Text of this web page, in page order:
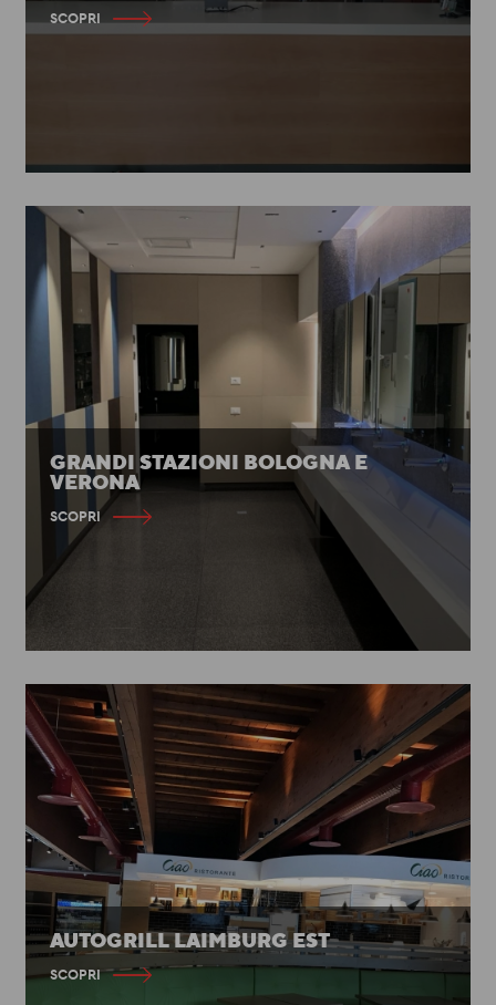
SCOPRI
GRANDI STAZIONI BOLOGNA E
VERONA
SCOPRI
AUTOGRILL LAIMBURG EST
SCOPRI